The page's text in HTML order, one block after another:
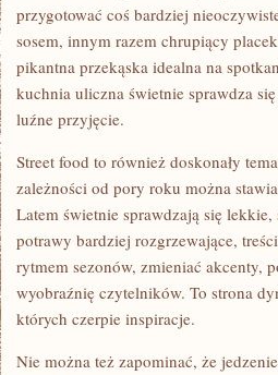
przygotować coś bardziej
sosem, innym razem chrupiący
pikantna przekąska idealna na
kuchnia uliczna świetnie sprawdza
luźne przyjęcie.
Street food to również doskonały
zależności od pory roku można
Latem świetnie sprawdzają się
potrawy bardziej rozgrzewające,
rytmem sezonów, zmieniać akcenty,
wyobraźnię czytelników. To strona
których czerpie inspiracje.
Nie można też zapominać, że